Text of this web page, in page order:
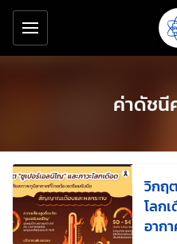
ข้ามไปยังเนื้อหาหลัก
เครื่องมือช่วยเหลือ
ค่าดัชนี
วิกฤ
โลก
อาก